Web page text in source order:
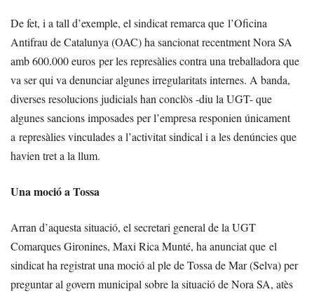
De fet, i a tall d’exemple, el sindicat remarca que l’Oficina
Antifrau de Catalunya (OAC) ha sancionat recentment Nora SA
amb 600.000 euros per les represàlies contra una treballadora que
va ser qui va denunciar algunes irregularitats internes. A banda,
diverses resolucions judicials han conclòs -diu la UGT- que
algunes sancions imposades per l’empresa responien únicament
a represàlies vinculades a l’activitat sindical i a les denúncies que
havien tret a la llum.
Una moció a Tossa
Arran d’aquesta situació, el secretari general de la UGT
Comarques Gironines, Maxi Rica Munté, ha anunciat que el
sindicat ha registrat una moció al ple de Tossa de Mar (Selva) per
preguntar al govern municipal sobre la situació de Nora SA, atès